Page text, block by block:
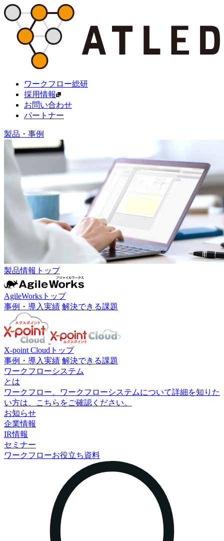
ワークフロー総研
採用情報
お問い合わせ
パートナー
製品・事例
製品情報トップ
AgileWorksトップ
事例・導入実績 解決できる課題
X-point Cloudトップ
事例・導入実績 解決できる課題
ワークフローシステム
とは
ワークフロー、ワークフローシステムについて詳細を知りた
い方は、こちらをご確認ください。
お知らせ
企業情報
IR情報
セミナー
ワークフローお役立ち資料